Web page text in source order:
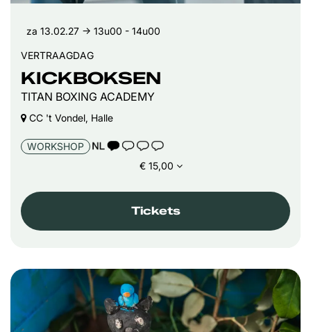
KICKBOKSEN
TITAN BOXING ACADEMY
VERTRAAGDAG
za 13.02.27 → 13u00 - 14u00
CC 't Vondel, Halle
WORKSHOP
TAALICOON 1
€ 15,00
Tickets